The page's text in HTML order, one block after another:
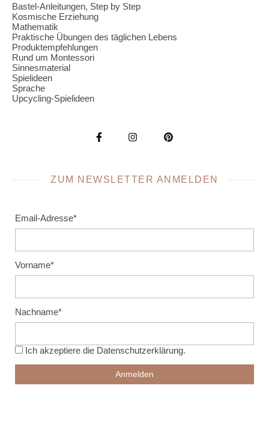
Bastel-Anleitungen, Step by Step
Kosmische Erziehung
Mathematik
Praktische Übungen des täglichen Lebens
Produktempfehlungen
Rund um Montessori
Sinnesmaterial
Spielideen
Sprache
Upcycling-Spielideen
ZUM NEWSLETTER ANMELDEN
Email-Adresse*
Vorname*
Nachname*
Ich akzeptiere die Datenschutzerklärung.